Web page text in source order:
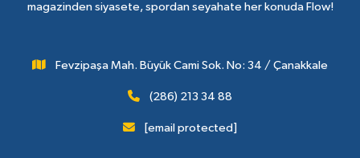
magazinden siyasete, spordan seyahate her konuda Flow!
Fevzipaşa Mah. Büyük Cami Sok. No: 34 / Çanakkale
(286) 213 34 88
[email protected]